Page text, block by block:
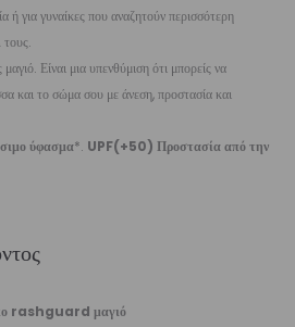
ή για γυναίκες που αναζητούν περισσότερη
Είναι μια υπενθύμιση ότι μπορείς να
και το σώμα σου με άνεση, προστασία και
ύφασμα*. UPF(+50) Προστασία από την
rashguard μαγιό